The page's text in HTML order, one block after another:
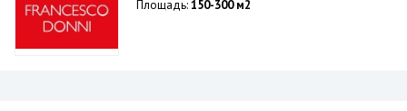
Площадь:150-300 м2